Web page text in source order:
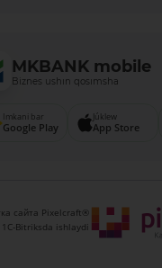
MKBANK mobile
Biznes ushın qosımsha
Imkani bar
Google Play
Júklew
App Store
сайта Pixelcraft®
1C-Bitriksda ishlaydi